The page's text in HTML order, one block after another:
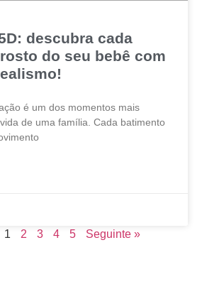
descubra cada
do seu bebê com
é um dos momentos mais
de uma família. Cada batimento
1 2 3 4 5 Seguinte »